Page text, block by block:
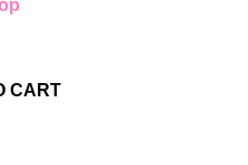
CART